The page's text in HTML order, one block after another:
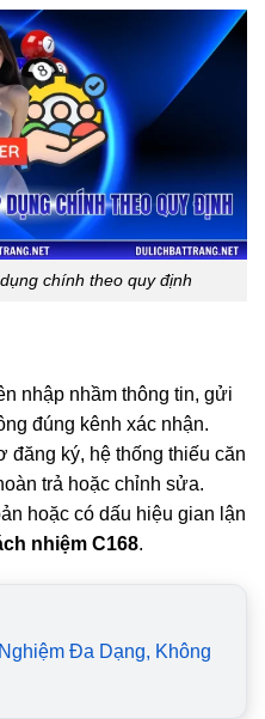
chính theo quy định
nhập nhầm thông tin, gửi
đúng kênh xác nhận.
đăng ký, hệ thống thiếu căn
trả hoặc chỉnh sửa.
hoặc có dấu hiệu gian lận
nhiệm C168.
Đa Dạng, Không